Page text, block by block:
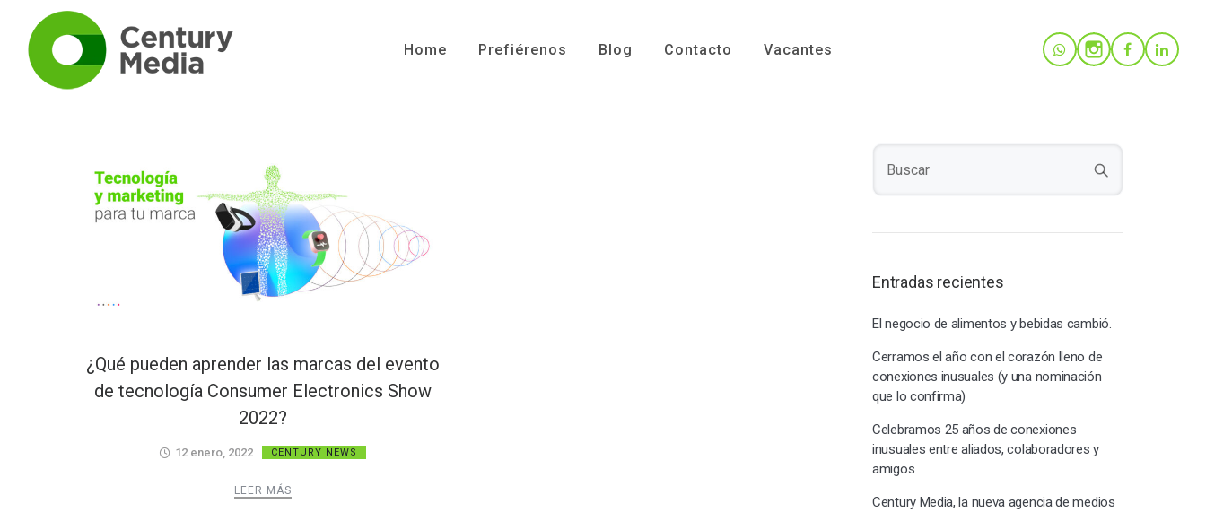
Home Prefiérenos Blog Contacto Vacantes
¿Qué pueden aprender las marcas del evento
de tecnología Consumer Electronics Show
2022?
12 enero, 2022 CENTURY NEWS
LEER MÁS
Entradas recientes
El negocio de alimentos y bebidas cambió.
Cerramos el año con el corazón lleno de
conexiones inusuales (y una nominación
que lo confirma)
Celebramos 25 años de conexiones
inusuales entre aliados, colaboradores y
amigos
Century Media, la nueva agencia de medios